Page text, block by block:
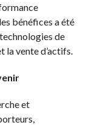
bénéfices a été
de
vente d’actifs.
et